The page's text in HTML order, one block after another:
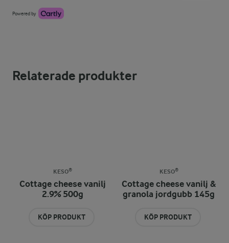
Powered by
Relaterade produkter
KESO®
Cottage cheese vanilj
2.9% 500g
KÖP PRODUKT
KESO®
Cottage cheese vanilj &
granola jordgubb 145g
KÖP PRODUKT